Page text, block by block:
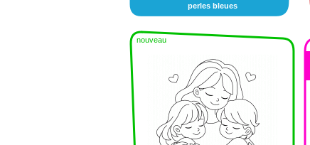
perles bleues
nouveau